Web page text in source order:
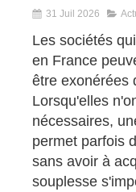
31 Juil 2026
Les sociétés
en France
être exonérées
Lorsqu'elles
nécessaires,
permet parfois
sans avoir à
souplesse